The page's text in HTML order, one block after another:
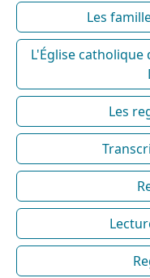
Les
L'Église
Les